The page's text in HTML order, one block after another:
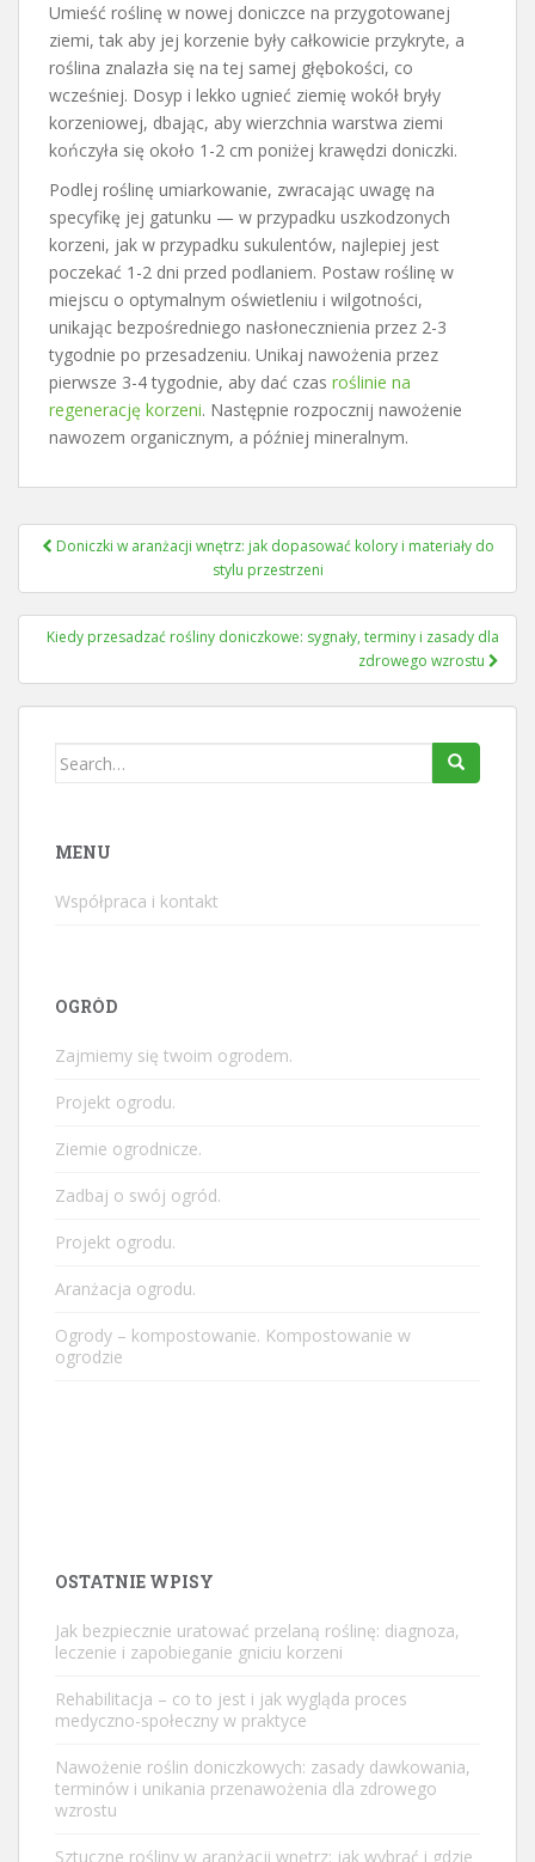
Umieść roślinę w nowej doniczce na przygotowanej
ziemi, tak aby jej korzenie były całkowicie przykryte, a
roślina znalazła się na tej samej głębokości, co
wcześniej. Dosyp i lekko ugnieć ziemię wokół bryły
korzeniowej, dbając, aby wierzchnia warstwa ziemi
kończyła się około 1-2 cm poniżej krawędzi doniczki.
Podlej roślinę umiarkowanie, zwracając uwagę na
specyfikę jej gatunku — w przypadku uszkodzonych
korzeni, jak w przypadku sukulentów, najlepiej jest
poczekać 1-2 dni przed podlaniem. Postaw roślinę w
miejscu o optymalnym oświetleniu i wilgotności,
unikając bezpośredniego nasłonecznienia przez 2-3
tygodnie po przesadzeniu. Unikaj nawożenia przez
pierwsze 3-4 tygodnie, aby dać czas roślinie na
regenerację korzeni. Następnie rozpocznij nawożenie
nawozem organicznym, a później mineralnym.
Nawigacja
Doniczki w aranżacji wnętrz: jak dopasować kolory i materiały do
stylu przestrzeni
Kiedy przesadzać rośliny doniczkowe: sygnały, terminy i zasady dla
zdrowego wzrostu
Search
MENU
Współpraca i kontakt
OGRÓD
Zajmiemy się twoim ogrodem.
Projekt ogrodu.
Ziemie ogrodnicze.
Zadbaj o swój ogród.
Projekt ogrodu.
Aranżacja ogrodu.
Ogrody – kompostowanie. Kompostowanie w
ogrodzie
OSTATNIE WPISY
Jak bezpiecznie uratować przelaną roślinę: diagnoza,
leczenie i zapobieganie gniciu korzeni
Rehabilitacja – co to jest i jak wygląda proces
medyczno-społeczny w praktyce
Nawożenie roślin doniczkowych: zasady dawkowania,
terminów i unikania przenawożenia dla zdrowego
wzrostu
Sztuczne rośliny w aranżacji wnętrz: jak wybrać i gdzie